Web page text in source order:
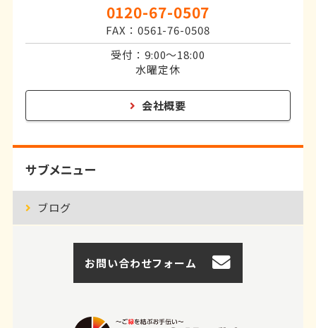
0120-67-0507
FAX：0561-76-0508
受付：9:00～18:00
水曜定休
会社概要
サブメニュー
ブログ
お問い合わせフォーム